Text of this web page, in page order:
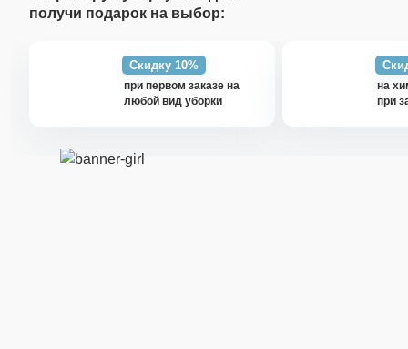
получи подарок на выбор:
Скидку 10%
при первом заказе на
любой вид уборки
на
при